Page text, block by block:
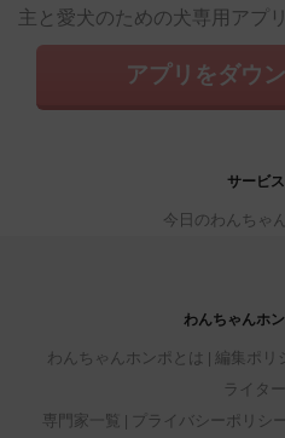
主と愛犬のための犬専用アプリ
アプリをダウ
サービ
今日のわんちゃ
わんちゃんホ
わんちゃんホンポとは 編集ポリ
ライタ
専門家一覧
プライバシーポリシー